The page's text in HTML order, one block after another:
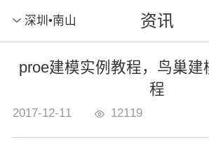
深圳•南山 资讯
proe建模实例教程，鸟巢建
程
2017-12-11 12119